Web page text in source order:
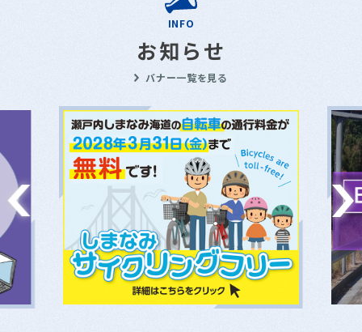
INFO
お知らせ
バナー一覧を見る